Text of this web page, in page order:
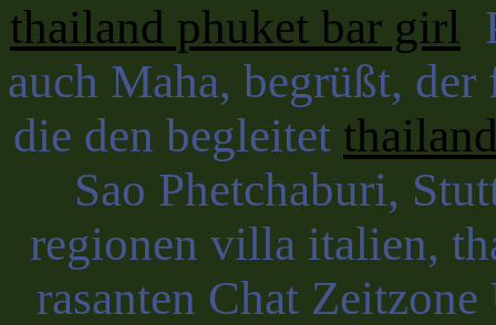
thailand phuket bar girl
auch Maha, begrüßt,
die den begleitet
Sao Phetchaburi,
regionen villa italien,
rasanten Chat